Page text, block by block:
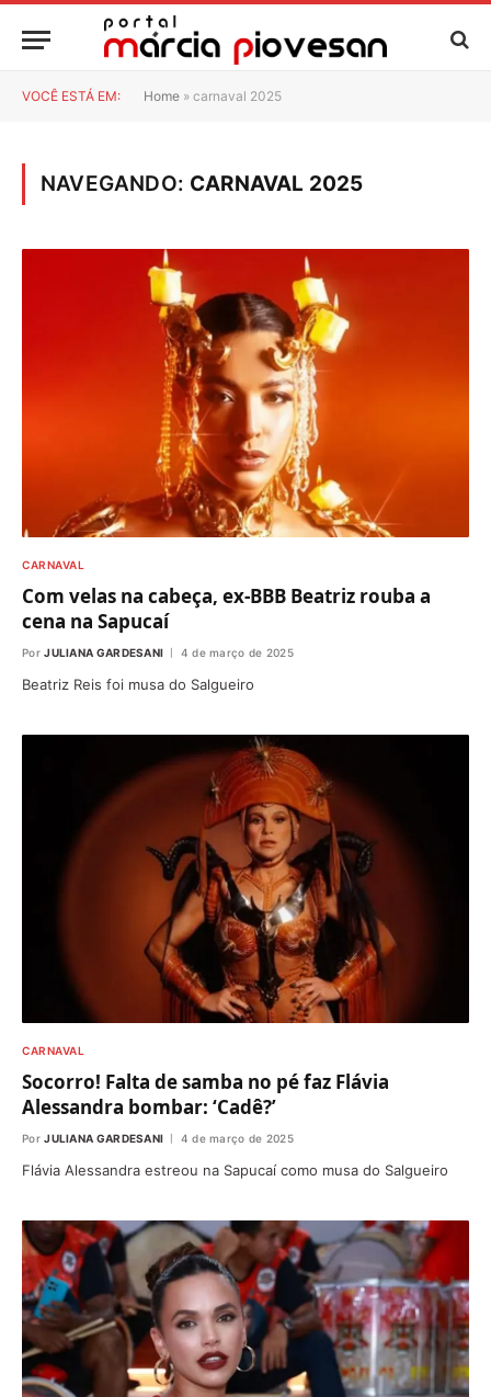
VOCÊ ESTÁ EM: Home » carnaval 2025
NAVEGANDO: CARNAVAL 2025
CARNAVAL
Com velas na cabeça, ex-BBB Beatriz rouba a
cena na Sapucaí
Por JULIANA GARDESANI 4 de março de 2025
Beatriz Reis foi musa do Salgueiro
CARNAVAL
Socorro! Falta de samba no pé faz Flávia
Alessandra bombar: ‘Cadê?’
Por JULIANA GARDESANI 4 de março de 2025
Flávia Alessandra estreou na Sapucaí como musa do Salgueiro